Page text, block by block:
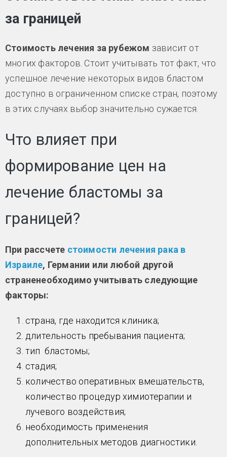
за границей
Стоимость лечения за рубежом зависит от
многих факторов. Стоит учитывать тот факт, что
успешное лечение некоторых видов бластом
доступно в ограниченном списке стран, поэтому
в этих случаях выбор значительно сужается.
Что влияет при
формирование цен на
лечение бластомы за
границей?
При рассчете стоимости лечения рака в
Израиле, Германии или любой другой
страненеобходимо учитывать следующие
факторы:
страна, где находится клиника;
длительность пребывания пациента;
тип бластомы;
стадия;
количество оперативных вмешательств,
количество процедур химиотерапии и
лучевого воздействия;
необходимость применения
дополнительных методов диагностики.